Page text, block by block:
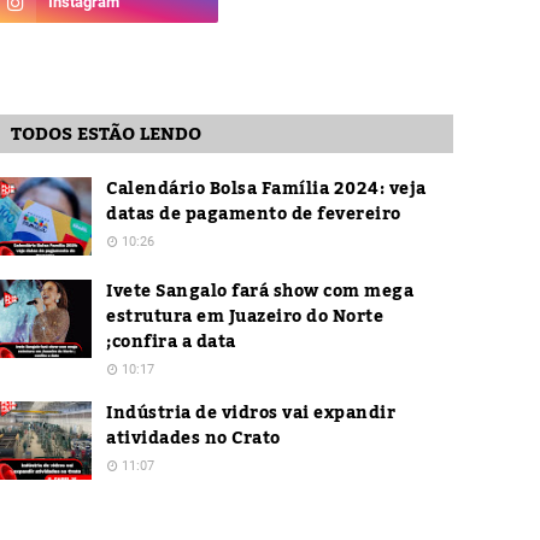
TODOS ESTÃO LENDO
Calendário Bolsa Família 2024: veja
datas de pagamento de fevereiro
10:26
Ivete Sangalo fará show com mega
estrutura em Juazeiro do Norte
;confira a data
10:17
Indústria de vidros vai expandir
atividades no Crato
11:07